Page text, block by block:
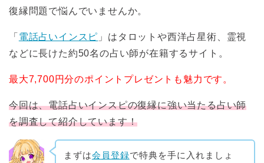
復縁問題で悩んでいませんか。
「 電話占いインスピ 」はタロットや西洋占星術、霊視
などに長けた約50名の占い師が在籍するサイト。
最大7,700円分のポイントプレゼントも魅力です。
今回は、電話占いインスピの復縁に強い当たる占い師
を調査して紹介しています！
まずは会員登録で特典を手に入れましょ